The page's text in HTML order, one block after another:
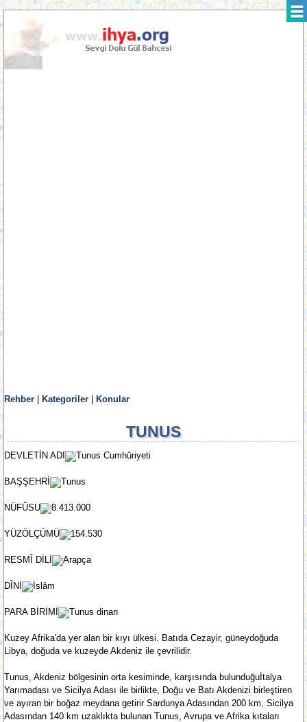
Rehber Kategoriler Konular
TUNUS
DEVLETİN ADI Tunus Cumhûriyeti
BAŞŞEHRİ Tunus
NÜFÛSU 8.413.000
YÜZÖLÇÜMÜ 154.530
RESMÎ DİLİ Arapça
DÎNİ İslâm
PARA BİRİMİ Tunus dinarı
Kuzey Afrika'da yer alan bir kıyı ülkesi. Batıda Cezayir, güneydoğuda
Libya, doğuda ve kuzeyde Akdeniz ile çevrilidir.
Tunus, Akdeniz bölgesinin orta kesiminde, karşısında bulunduğuİtalya
Yarımadası ve Sicilya Adası ile birlikte, Doğu ve Batı Akdenizi birleştiren
ve ayıran bir boğaz meydana getirir Sardunya Adasından 200 km, Sicilya
Adasından 140 km uzaklıkta bulunan Tunus, Avrupa ve Afrika kıtaları